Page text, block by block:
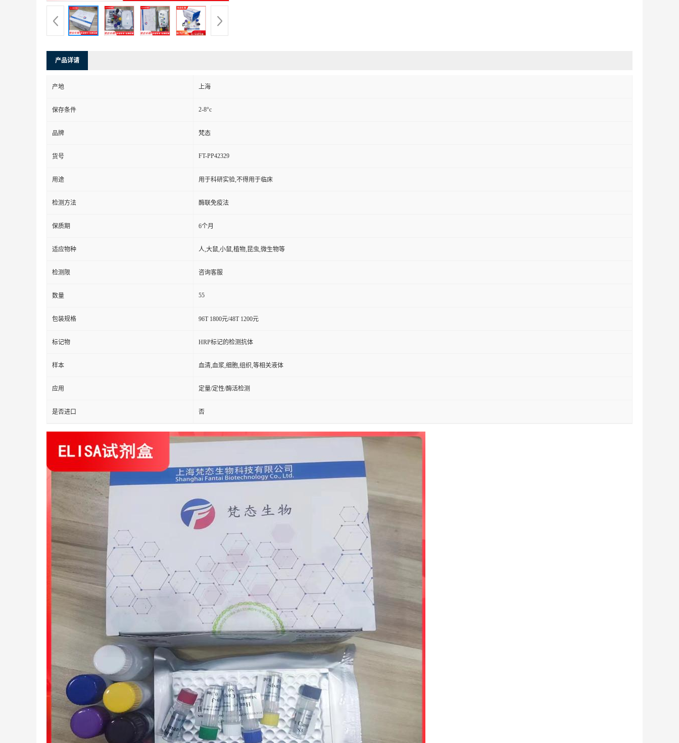
产品详请
产地 上海
保存条件 2-8°c
品牌 梵态
货号 FT-PP42329
用途 用于科研实验,不得用于临床
检测方法 酶联免疫法
保质期 6个月
适应物种 人,大鼠,小鼠,植物,昆虫,微生物等
检测限 咨询客服
数量 55
包装规格 96T 1800元/48T 1200元
标记物 HRP标记的检测抗体
样本 血清,血浆,细胞,组织,等相关液体
应用 定量/定性/酶活检测
是否进口 否